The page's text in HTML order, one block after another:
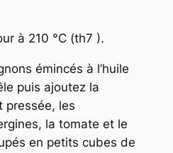
à 210 °C (th7 ).
émincés à l’huile
puis ajoutez la
pressée, les
la tomate et le
en petits cubes de